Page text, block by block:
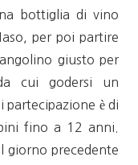
bottiglia di vino
per poi partire
giusto per
cui godersi un
partecipazione è di
fino a 12 anni.
giorno precedente